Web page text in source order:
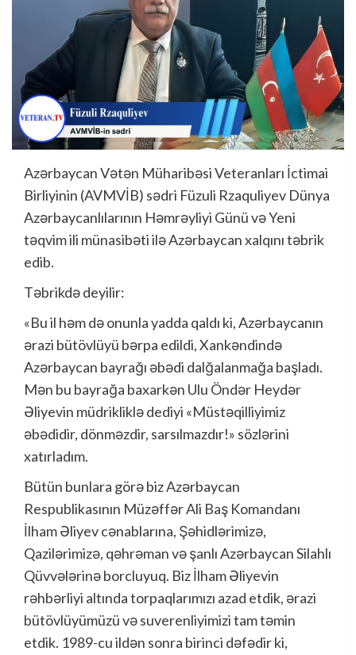
Azərbaycan Vətən Müharibəsi Veteranları İctimai
Birliyinin (AVMVİB) sədri Füzuli Rzaquliyev Dünya
Azərbaycanlılarının Həmrəyliyi Günü və Yeni
təqvim ili münasibəti ilə Azərbaycan xalqını təbrik
edib.
Təbrikdə deyilir:
«Bu il həm də onunla yadda qaldı ki, Azərbaycanın
ərazi bütövlüyü bərpa edildi, Xankəndində
Azərbaycan bayrağı əbədi dalğalanmağa başladı.
Mən bu bayrağa baxarkən Ulu Öndər Heydər
Əliyevin müdrikliklə dediyi «Müstəqilliyimiz
əbədidir, dönməzdir, sarsılmazdır!» sözlərini
xatırladım.
Bütün bunlara görə biz Azərbaycan
Respublikasının Müzəffər Ali Baş Komandanı
İlham Əliyev cənablarına, Şəhidlərimizə,
Qazilərimizə, qəhrəman və şanlı Azərbaycan Silahlı
Qüvvələrinə borcluyuq. Biz İlham Əliyevin
rəhbərliyi altında torpaqlarımızı azad etdik, ərazi
bütövlüyümüzü və suverenliyimizi tam təmin
etdik. 1989-cu ildən sonra birinci dəfədir ki,